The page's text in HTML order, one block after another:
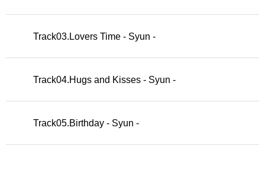
Track03.Lovers Time - Syun -
Track04.Hugs and Kisses - Syun -
Track05.Birthday - Syun -